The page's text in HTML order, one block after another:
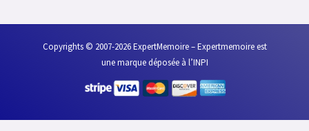
Copyrights © 2007-2026 ExpertMemoire – Expertmemoire est
une marque déposée à l’INPI